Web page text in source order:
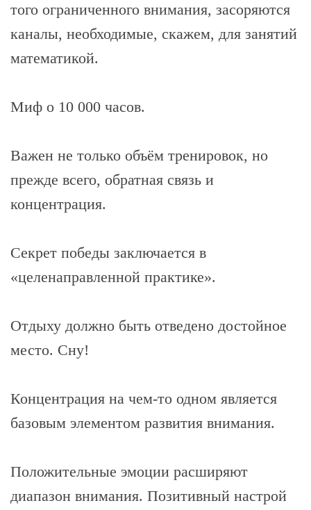
того ограниченного внимания, засоряются
каналы, необходимые, скажем, для занятий
математикой.
Миф о 10 000 часов.
Важен не только объём тренировок, но
прежде всего, обратная связь и
концентрация.
Секрет победы заключается в
«целенаправленной практике».
Отдыху должно быть отведено достойное
место. Сну!
Концентрация на чем-то одном является
базовым элементом развития внимания.
Положительные эмоции расширяют
диапазон внимания. Позитивный настрой